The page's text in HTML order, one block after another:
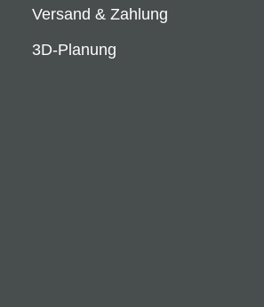
Versand & Zahlung
3D-Planung